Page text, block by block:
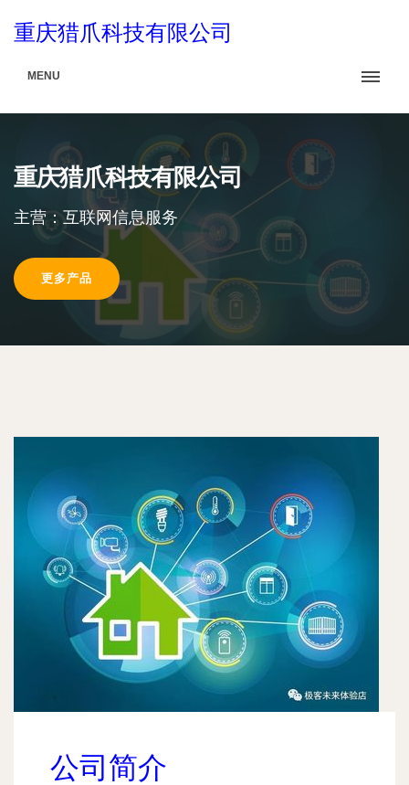
重庆猎爪科技有限公司
MENU
重庆猎爪科技有限公司
主营：互联网信息服务
更多产品
公司简介